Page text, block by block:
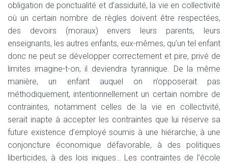
obligation de ponctualité et d’assiduité, la vie en collectivité
où un certain nombre de règles doivent être respectées,
des devoirs (moraux) envers leurs parents, leurs
enseignants, les autres enfants, eux-mêmes, qu’un tel enfant
donc ne peut se développer correctement et pire, privé de
limites imagine-t-on, il deviendra tyrannique. De la même
manière, un enfant auquel on n’opposerait pas
méthodiquement, intentionnellement un certain nombre de
contraintes, notamment celles de la vie en collectivité,
serait inapte à accepter les contraintes que lui réserve sa
future existence d’employé soumis à une hiérarchie, à une
conjoncture économique défavorable, à des politiques
liberticides, à des lois iniques… Les contraintes de l’école